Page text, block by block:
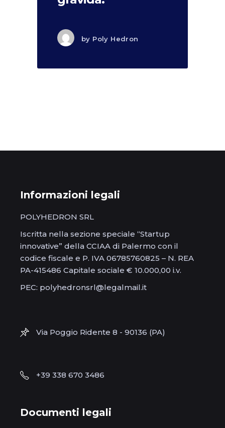
by Poly Hedron
Informazioni legali
POLYHEDRON SRL
Iscritta nella sezione speciale “Startup
innovative” della CCIAA di Palermo con il
codice fiscale e P. IVA 06785760825 – N. REA
PA-415486 Capitale sociale € 10.000,00 i.v.
PEC: polyhedronsrl@legalmail.it
Via Poggio Ridente 8 - 90136 (PA)
+39 338 670 3486
Documenti legali